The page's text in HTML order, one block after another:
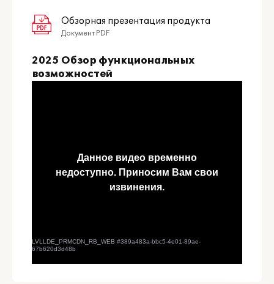
Обзорная презентация продукта
Документ PDF
2025 Обзор функциональных
возможностей